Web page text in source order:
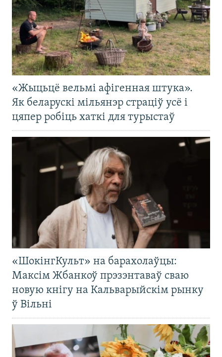
«Жыцьцё вельмі афігенная штука».
Як беларускі мільянэр страціў усё і
цяпер робіць хаткі для турыстаў
«ШокінгКульт» на барахолаўцы:
Максім Жбанкоў прэзэнтаваў сваю
новую кнігу на Кальварыйскім рынку
ў Вільні